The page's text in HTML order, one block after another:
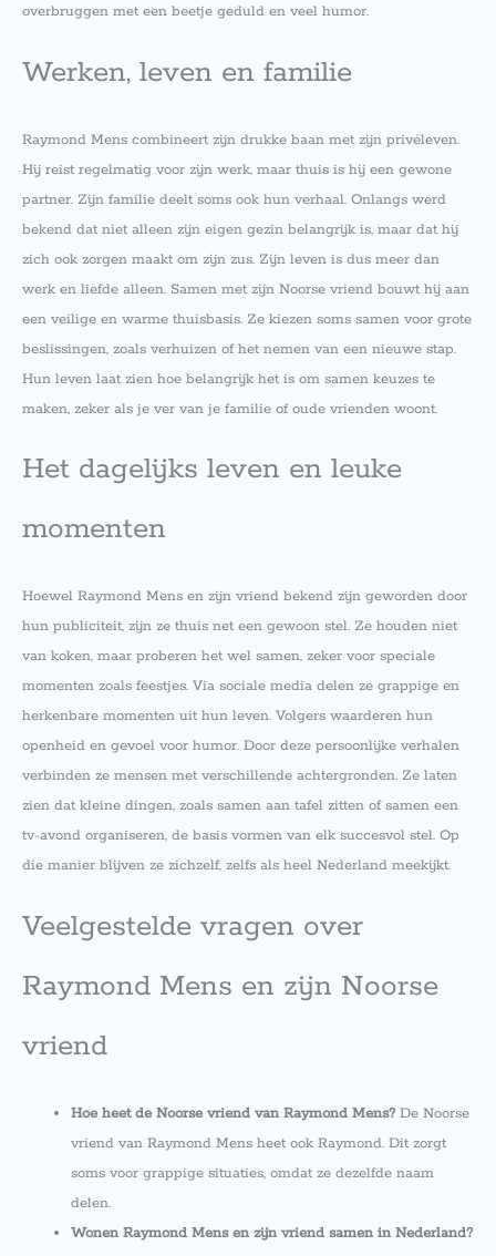
overbruggen met een beetje geduld en veel humor.
Werken, leven en familie
Raymond Mens combineert zijn drukke baan met zijn privéleven.
Hij reist regelmatig voor zijn werk, maar thuis is hij een gewone
partner. Zijn familie deelt soms ook hun verhaal. Onlangs werd
bekend dat niet alleen zijn eigen gezin belangrijk is, maar dat hij
zich ook zorgen maakt om zijn zus. Zijn leven is dus meer dan
werk en liefde alleen. Samen met zijn Noorse vriend bouwt hij aan
een veilige en warme thuisbasis. Ze kiezen soms samen voor grote
beslissingen, zoals verhuizen of het nemen van een nieuwe stap.
Hun leven laat zien hoe belangrijk het is om samen keuzes te
maken, zeker als je ver van je familie of oude vrienden woont.
Het dagelijks leven en leuke
momenten
Hoewel Raymond Mens en zijn vriend bekend zijn geworden door
hun publiciteit, zijn ze thuis net een gewoon stel. Ze houden niet
van koken, maar proberen het wel samen, zeker voor speciale
momenten zoals feestjes. Via sociale media delen ze grappige en
herkenbare momenten uit hun leven. Volgers waarderen hun
openheid en gevoel voor humor. Door deze persoonlijke verhalen
verbinden ze mensen met verschillende achtergronden. Ze laten
zien dat kleine dingen, zoals samen aan tafel zitten of samen een
tv-avond organiseren, de basis vormen van elk succesvol stel. Op
die manier blijven ze zichzelf, zelfs als heel Nederland meekijkt.
Veelgestelde vragen over
Raymond Mens en zijn Noorse
vriend
Hoe heet de Noorse vriend van Raymond Mens?De Noorse
vriend van Raymond Mens heet ook Raymond. Dit zorgt
soms voor grappige situaties, omdat ze dezelfde naam
delen.
Wonen Raymond Mens en zijn vriend samen in Nederland?